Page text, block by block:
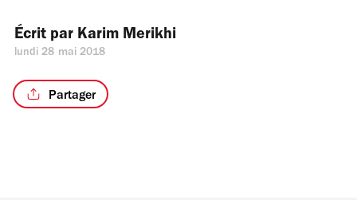
Écrit par Karim Merikhi
lundi 28 mai 2018
Partager